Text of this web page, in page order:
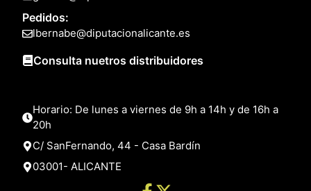
Pedidos:
lbernabe@diputacionalicante.es
Consulta nuetros distribuidores
Horario: De lunes a viernes de 9h a 14h y de 16h a
20h
C/ SanFernando, 44 - Casa Bardín
03001- ALICANTE